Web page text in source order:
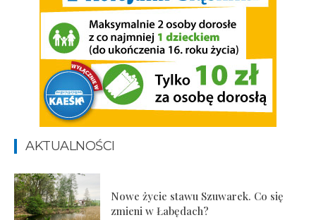
AKTUALNOŚCI
Nowe życie stawu Szuwarek. Co się
zmieni w Łabędach?